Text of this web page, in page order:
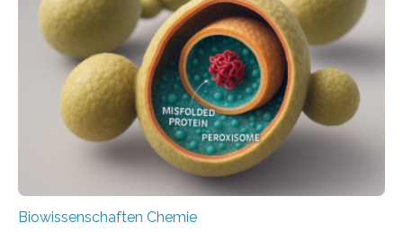
Biowissenschaften Chemie